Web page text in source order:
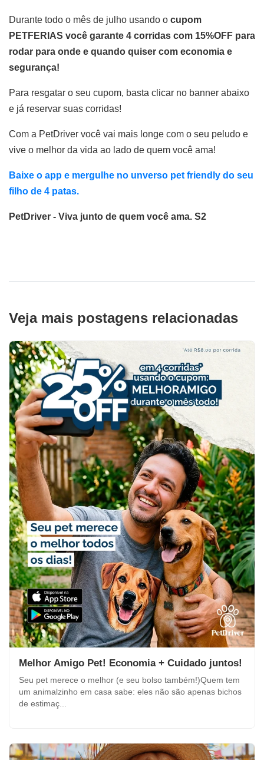
Durante todo o mês de julho usando o cupom
PETFERIAS você garante 4 corridas com 15%OFF para
rodar para onde e quando quiser com economia e
segurança!
Para resgatar o seu cupom, basta clicar no banner abaixo
e já reservar suas corridas!
Com a PetDriver você vai mais longe com o seu peludo e
vive o melhor da vida ao lado de quem você ama!
Baixe o app e mergulhe no unverso pet friendly do seu
filho de 4 patas.
PetDriver - Viva junto de quem você ama. S2
Veja mais postagens relacionadas
Melhor Amigo Pet! Economia + Cuidado juntos!
Seu pet merece o melhor (e seu bolso também!)Quem tem
um animalzinho em casa sabe: eles não são apenas bichos
de estimaç...